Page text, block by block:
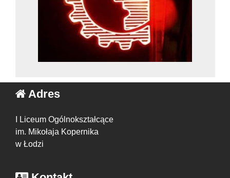
Adres
I Liceum Ogólnokształcące
im. Mikołaja Kopernika
w Łodzi